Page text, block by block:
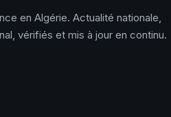
en Algérie. Actualité nationale,
vérifiés et mis à jour en continu.